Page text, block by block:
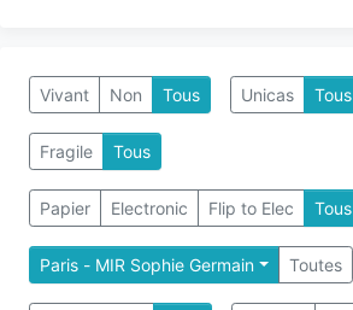
Vivant Non Tous Unicas Tous
Fragile Tous
Papier Electronic Flip to Elec Tous
Paris - MIR Sophie Germain Toutes